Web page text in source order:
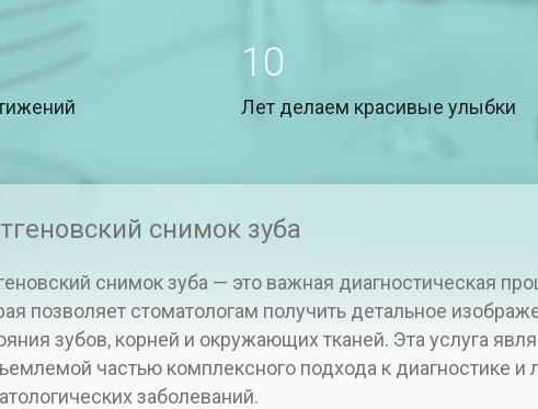
10
Лет делаем красивые улыбки
снимок зуба
снимок зуба — это важная диагностическая
позволяет стоматологам получить детальное
зубов, корней и окружающих тканей. Эта услуга
частью комплексного подхода к диагностике и
заболеваний.